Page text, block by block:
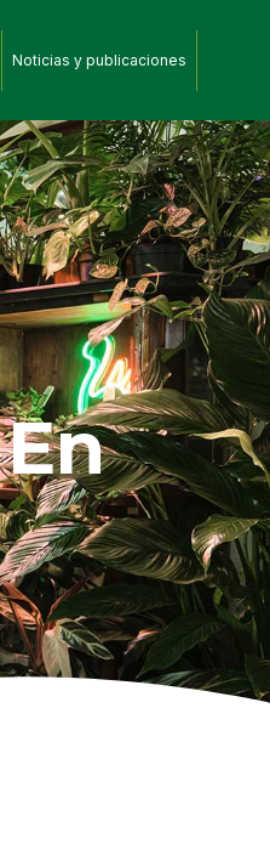
Noticias y publicaciones